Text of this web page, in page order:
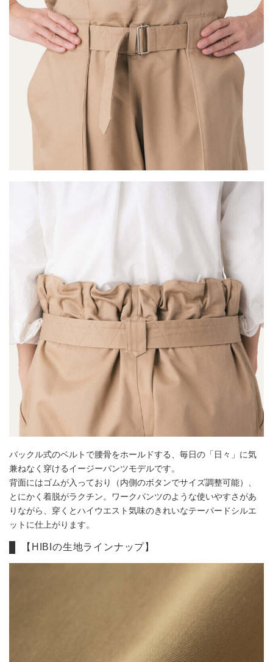
バックル式のベルトで腰骨をホールドする、毎日の「日々」に気
兼ねなく穿けるイージーパンツモデルです。
背面にはゴムが入っており（内側のボタンでサイズ調整可能）、
とにかく着脱がラクチン。ワークパンツのような使いやすさがあ
りながら、穿くとハイウエスト気味のきれいなテーパードシルエ
ットに仕上がります。
【HIBIの生地ラインナップ】